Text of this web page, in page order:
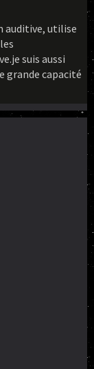
auditive, utilise
suis aussi
grande capacité